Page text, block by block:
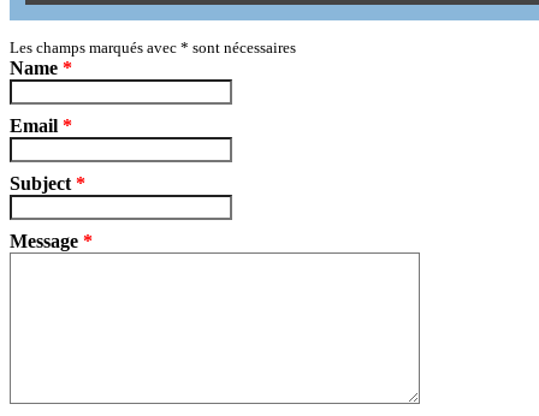
Les champs marqués avec * sont nécessaires
Name *
Email *
Subject *
Message *